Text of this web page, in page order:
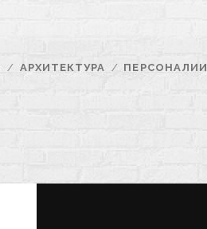
АРХИТЕКТУРА ПЕРСОНАЛИИ